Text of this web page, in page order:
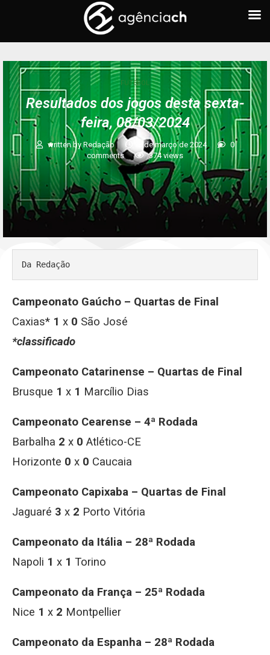
FUTEBOL
Resultados dos jogos desta sexta-
feira, 08/03/2024
written by Redação 8 de março de 2024
0
comments
374views
Da Redação
Campeonato Gaúcho – Quartas de Final
Caxias* 1 x 0 São José
*classificado
Campeonato Catarinense – Quartas de Final
Brusque 1 x 1 Marcílio Dias
Campeonato Cearense – 4ª Rodada
Barbalha 2 x 0 Atlético-CE
Horizonte 0 x 0 Caucaia
Campeonato Capixaba – Quartas de Final
Jaguaré 3 x 2 Porto Vitória
Campeonato da Itália – 28ª Rodada
Napoli 1 x 1 Torino
Campeonato da França – 25ª Rodada
Nice 1 x 2 Montpellier
Campeonato da Espanha – 28ª Rodada